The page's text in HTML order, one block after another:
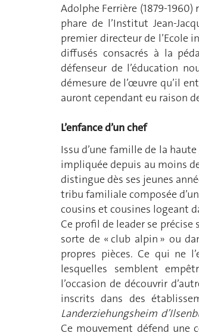
Adolphe Ferrière (1879-
phare de l’Institut Jean-
premier directeur de l’Ecole
diffusés consacrés à la
défenseur de l’éducation
démesure de l’œuvre qu’il
auront cependant eu raison
L’enfance d’un chef
Issu d’une famille de la
impliquée depuis au moins
distingue dès ses jeunes
tribu familiale composée
cousins et cousines logeant
Ce profil de leader se précise
sorte de « club alpin » ou
propres pièces. Ce qui ne
lesquelles semblent
l’occasion de découvrir
inscrits dans des
Landerziehungsheim
Ce mouvement défend une